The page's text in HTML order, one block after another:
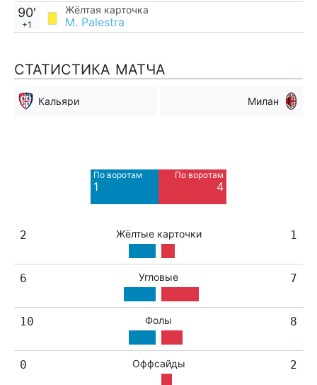
Жёлтая карточка
M. Palestra
90'
+1
СТАТИСТИКА МАТЧА
Кальяри Милан
По воротам
1
По воротам
4
2 Жёлтые карточки 1
6 Угловые 7
10 Фолы 8
0 Оффсайды 2